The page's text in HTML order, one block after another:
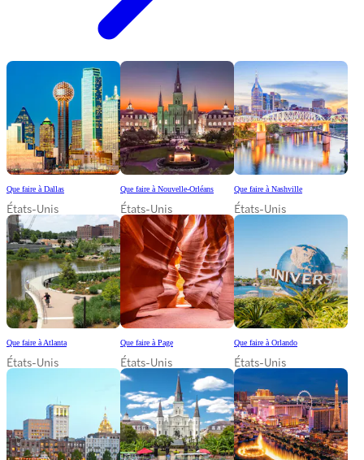
Que faire à Dallas
États-Unis
Que faire à Nouvelle-Orléans
États-Unis
Que faire à Nashville
États-Unis
Que faire à Atlanta
États-Unis
Que faire à Page
États-Unis
Que faire à Orlando
États-Unis